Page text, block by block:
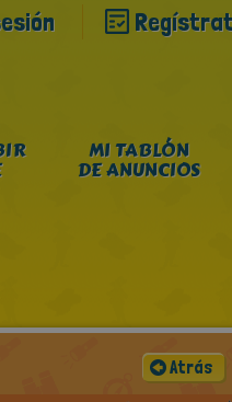
MI TABLÓN
DE ANUNCIOS
Atrás